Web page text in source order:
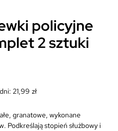
policyjne
2 sztuki
21,99 zł
granatowe, wykonane
Podkreślają stopień służbowy i